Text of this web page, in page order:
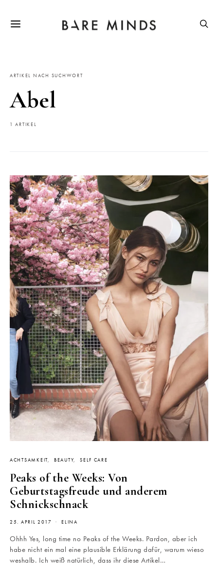
ARTIKEL NACH SUCHWORT
Abel
1 ARTIKEL
ACHTSAMKEIT BEAUTY SELF CARE
Peaks of the Weeks: Von
Geburtstagsfreude und anderem
Schnickschnack
25. APRIL 2017 ELINA
Ohhh Yes, long time no Peaks of the Weeks. Pardon, aber ich
habe nicht ein mal eine plausible Erklärung dafür, warum wieso
weshalb. Ich weiß natürlich, dass ihr diese Artikel…